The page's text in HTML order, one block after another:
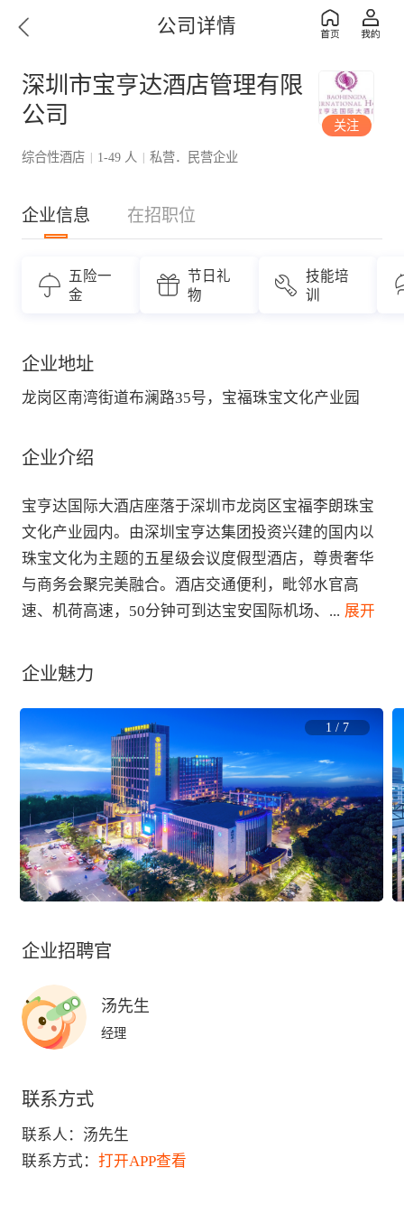
公司详情
深圳市宝亨达酒店管理有限
公司
综合性酒店 | 1-49 人 | 私营．民营企业
关注
企业信息 在招职位
五险一
金
节日礼
物
技能培
训
企业地址
龙岗区南湾街道布澜路35号，宝福珠宝文化产业园
企业介绍
宝亨达国际大酒店座落于深圳市龙岗区宝福李朗珠宝
文化产业园内。由深圳宝亨达集团投资兴建的国内以
珠宝文化为主题的五星级会议度假型酒店，尊贵奢华
与商务会聚完美融合。酒店交通便利，毗邻水官高
速、机荷高速，50分钟可到达宝安国际机场、 ... 展开
企业魅力
1 / 7
企业招聘官
汤先生
经理
联系方式
联系人： 汤先生
联系方式： 打开APP查看